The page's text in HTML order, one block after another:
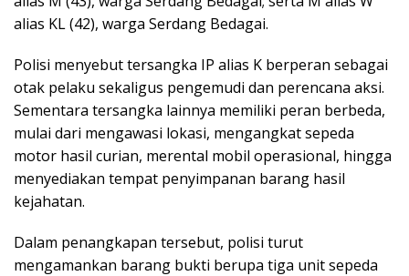
alias KL (42), warga Serdang Bedagai.
Polisi menyebut tersangka IP alias K berperan sebagai
otak pelaku sekaligus pengemudi dan perencana aksi.
Sementara tersangka lainnya memiliki peran berbeda,
mulai dari mengawasi lokasi, mengangkat sepeda
motor hasil curian, merental mobil operasional, hingga
menyediakan tempat penyimpanan barang hasil
kejahatan.
Dalam penangkapan tersebut, polisi turut
mengamankan barang bukti berupa tiga unit sepeda